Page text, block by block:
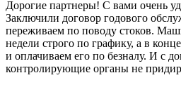
Дорогие партнеры! С вами очень
Заключили договор годового
переживаем по поводу стоков.
недели строго по графику, а в
и оплачиваем его по безналу. И с
контролирующие органы не